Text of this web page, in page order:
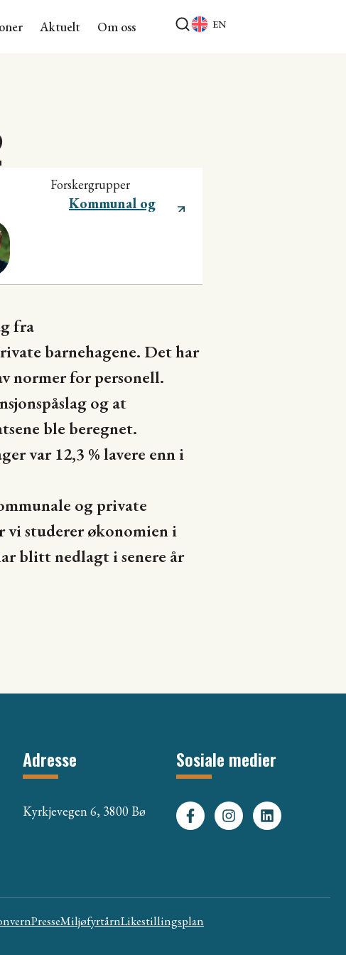
Aktuelt Om oss EN
Forskergrupper
Kommunal og
regional utvikling
fra
barnehagene. Det har
normer for personell.
og at
ble beregnet.
var 12,3 % lavere enn i
og private
vi studerer økonomien i
blitt nedlagt i senere år
Adresse
Kyrkjevegen 6, 3800 Bø
Sosiale medier
PresseMiljøfyrtårnLikestillingsplan